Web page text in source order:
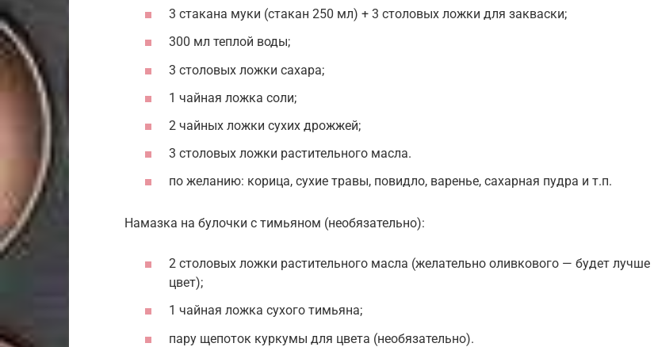
3 стакана муки (стакан 250 мл) + 3 столовых ложки для закваски;
300 мл теплой воды;
3 столовых ложки сахара;
1 чайная ложка соли;
2 чайных ложки сухих дрожжей;
3 столовых ложки растительного масла.
по желанию: корица, сухие травы, повидло, варенье, сахарная пудра и т.п.
Намазка на булочки с тимьяном (необязательно):
2 столовых ложки растительного масла (желательно оливкового — будет лучше
цвет);
1 чайная ложка сухого тимьяна;
пару щепоток куркумы для цвета (необязательно).